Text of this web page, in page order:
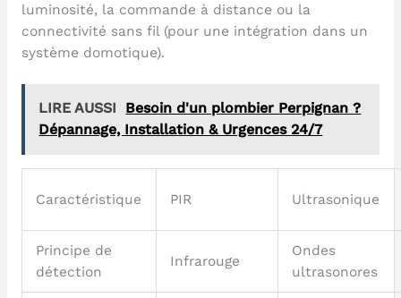
luminosité, la commande à distance ou la
connectivité sans fil (pour une intégration dans un
système domotique).
LIRE AUSSI
Besoin d'un plombier Perpignan ?
Dépannage, Installation & Urgences 24/7
Caractéristique PIR Ultrasonique
Principe de
détection
Infrarouge
Ondes
ultrasonores